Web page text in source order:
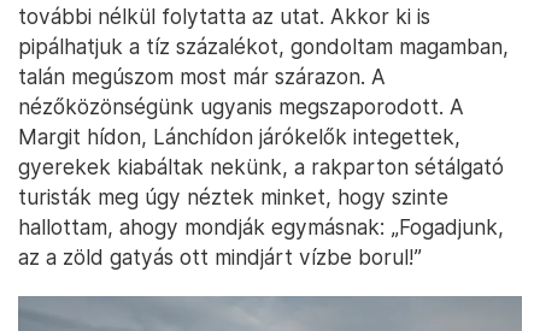
további nélkül folytatta az utat. Akkor ki is
pipálhatjuk a tíz százalékot, gondoltam magamban,
talán megúszom most már szárazon. A
nézőközönségünk ugyanis megszaporodott. A
Margit hídon, Lánchídon járókelők integettek,
gyerekek kiabáltak nekünk, a rakparton sétálgató
turisták meg úgy néztek minket, hogy szinte
hallottam, ahogy mondják egymásnak: „Fogadjunk,
az a zöld gatyás ott mindjárt vízbe borul!”